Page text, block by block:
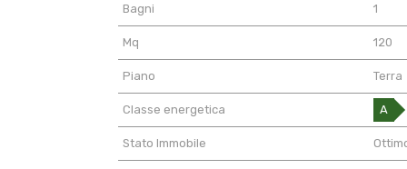
Bagni 1
Mq 120
Piano Terra
Classe energetica A
Stato Immobile